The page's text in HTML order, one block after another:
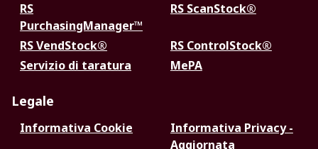
RS
PurchasingManager™
RS ScanStock®
RS VendStock®
RS ControlStock®
Servizio di taratura
MePA
Legale
Informativa Cookie
Informativa Privacy -
Aggiornata